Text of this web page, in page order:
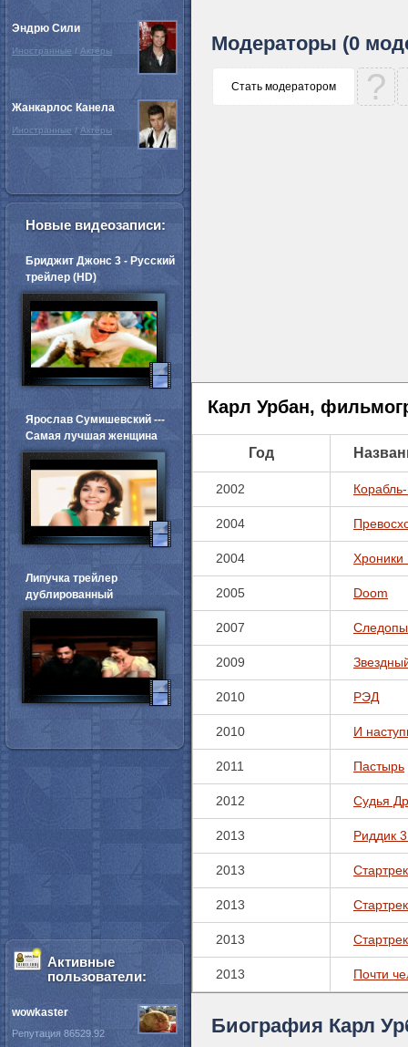
Модераторы (0
Стать модератором ?
Карл Урбан,
Год
2002
2004
2004 Хроники
2005 Doom
2007
2009
2010 РЭД
2010 И
2011 Пастырь
2012 Судья
2013 Риддик
2013
2013
2013
2013 Почти
Биография Карл
Эндрю Сили
Иностранные / Актёры
Жанкарлос Канела
Иностранные / Актёры
Новые видеозаписи:
Бриджит Джонс 3 - Русский
трейлер (HD)
Ярослав Сумишевский ---
Самая лучшая женщина
Липучка трейлер
дублированный
Активные
пользователи:
wowkaster
Репутация 86529.92